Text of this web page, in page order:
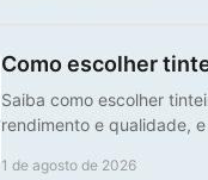
Como escolher
Saiba como escolher
rendimento e qualidade,
1 de agosto de 2026